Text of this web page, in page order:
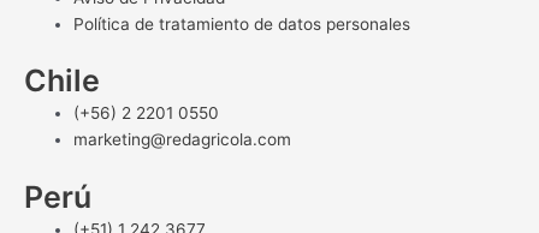
Política de tratamiento de datos personales
Chile
(+56) 2 2201 0550
marketing@redagricola.com
Perú